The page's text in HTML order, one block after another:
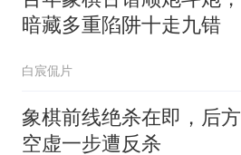
暗藏多重陷阱十走九错
白宸侃片
象棋前线绝杀在即，后方
空虚一步遭反杀